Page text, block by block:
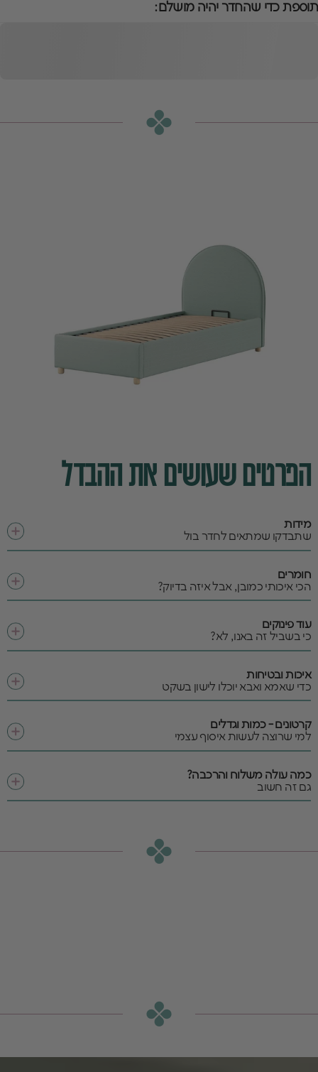
תוספת כדי שהחדר יהיה מושלם:
₪3,115
הפרטים שעושים את ההבדל
מידות
שתבדקו שמתאים לחדר בול
חומרים
הכי איכותי כמובן, אבל איזה בדיוק?
עוד פינוקים
כי בשביל זה באנו, לא?
איכות ובטיחות
כדי שאמא ואבא יוכלו לישון בשקט
קרטונים - כמות וגדלים
למי שרוצה לעשות איסוף עצמי
כמה עולה משלוח והרכבה?
גם זה חשוב